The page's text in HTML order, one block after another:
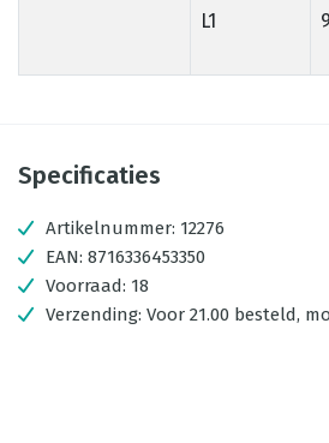
L1
Specificaties
Artikelnummer: 12276
EAN: 8716336453350
Voorraad: 18
Verzending: Voor 21.00 besteld,